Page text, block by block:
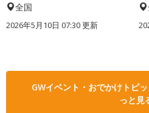
全国
2026年5月10日 07:30 更新
GWイベント・おでかけトピ
っと見